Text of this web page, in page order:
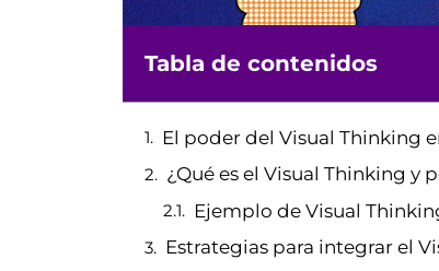
Tabla de contenidos
El poder del Visual Thinking
¿Qué es el Visual Thinking y
Ejemplo de Visual
Estrategias para integrar el